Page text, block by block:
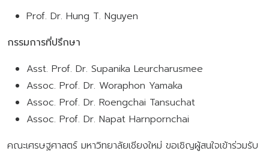
Prof. Dr. Hung T. Nguyen
กรรมการที่ปรึกษา
Asst. Prof. Dr. Supanika Leurcharusmee
Assoc. Prof. Dr. Woraphon Yamaka
Assoc. Prof. Dr. Roengchai Tansuchat
Assoc. Prof. Dr. Napat Harnpornchai
คณะเศรษฐศาสตร์ มหาวิทยาลัยเชียงใหม่ ขอเชิญผู้สนใจเข้าร่วมรับ